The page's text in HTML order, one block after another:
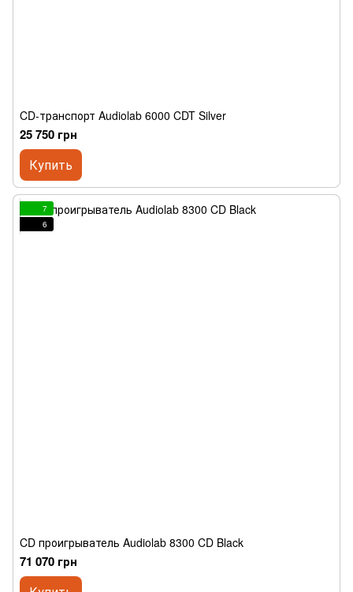
CD-транспорт Audiolab 6000 CDT Silver
25 750 грн
Купить
7
6
CD проигрыватель Audiolab 8300 CD Black
71 070 грн